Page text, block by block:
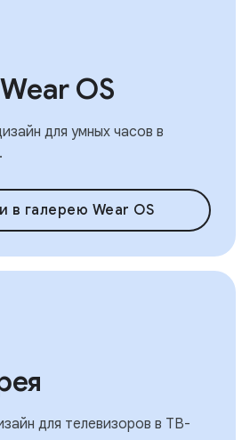
OS
для умных часов в
в галерею Wear OS
для телевизоров в ТВ-